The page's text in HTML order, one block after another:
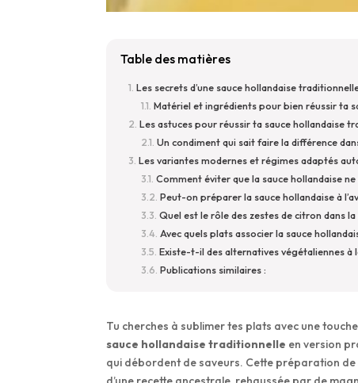
Table des matières
Les secrets d’une sauce hollandaise
Matériel et ingrédients pour bien réussir ta
Les astuces pour réussir ta sauce hollandaise
Un condiment qui sait faire la différence
Les variantes modernes et régimes adaptés
Comment éviter que la sauce hollandaise ne
Peut-on préparer la sauce hollandaise à
Quel est le rôle des zestes de citron dans la
Avec quels plats associer la sauce
Existe-t-il des alternatives végétaliennes à
Publications similaires :
Tu cherches à sublimer tes plats avec une
sauce hollandaise traditionnelle en version
qui débordent de saveurs. Cette préparation